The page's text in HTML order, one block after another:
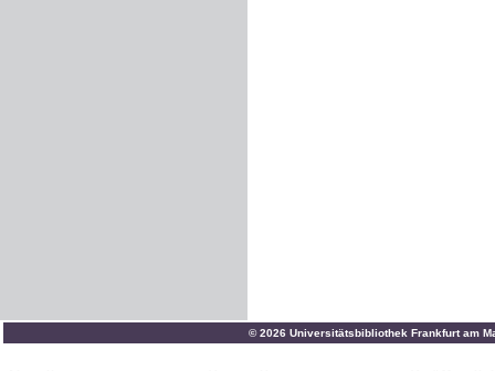
© 2026 Universitätsbibliothek Frankfurt am